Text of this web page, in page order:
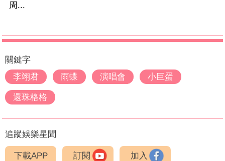
周...
關鍵字
李翊君
雨蝶 演唱會 小巨蛋
還珠格格
追蹤娛樂星聞
下載APP 訂閱 加入